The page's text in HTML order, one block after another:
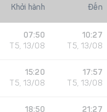
Khởi hành Đến
07:50
T5, 13/08
10:27
T5, 13/08
15:20
T5, 13/08
17:57
T5, 13/08
18:50
21:27